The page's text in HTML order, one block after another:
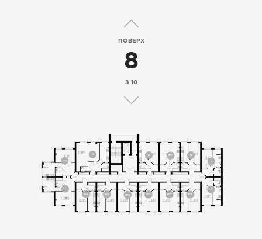
B11
L
L11
B12
B13
B12
B13
B12
B13
O
O1
A
ПОВЕРХ
8
З 10